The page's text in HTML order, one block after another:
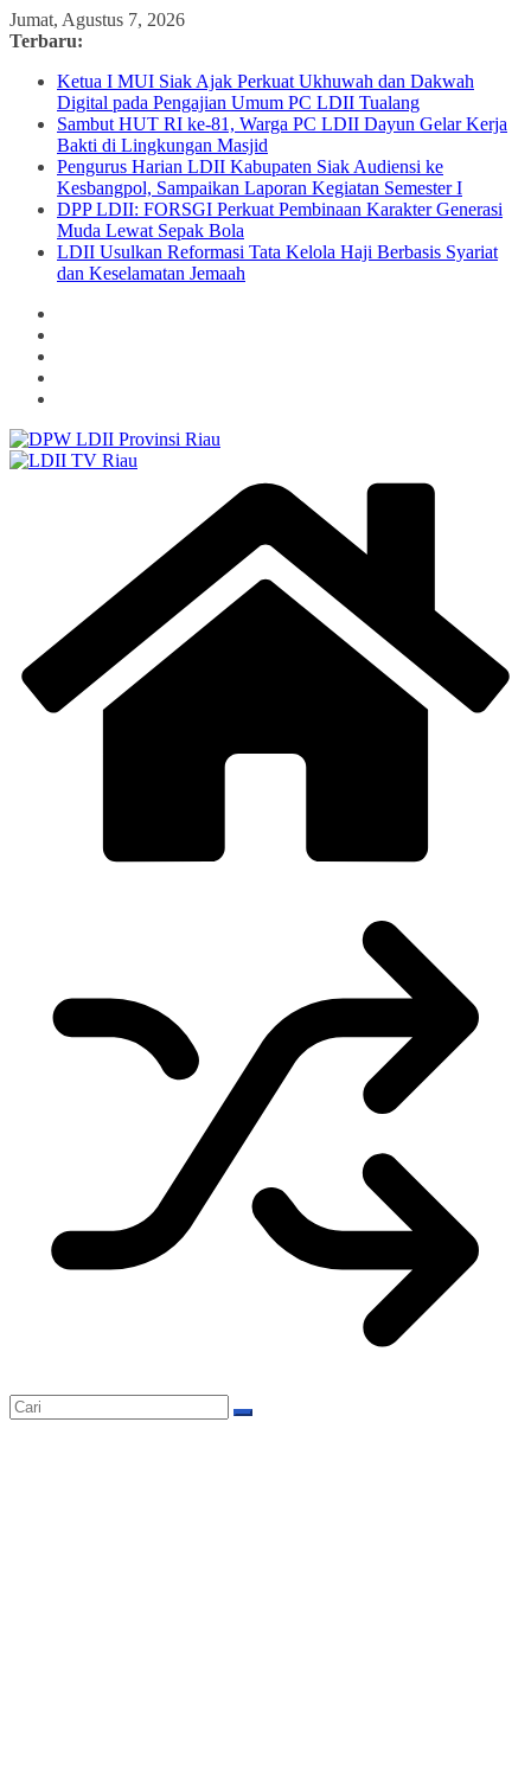
Skip
to
Jumat, Agustus 7, 2026
Terbaru:
Ketua I MUI Siak Ajak Perkuat Ukhuwah dan Dakwah
Digital pada Pengajian Umum PC LDII Tualang
Sambut HUT RI ke-81, Warga PC LDII Dayun Gelar Kerja
Bakti di Lingkungan Masjid
Pengurus Harian LDII Kabupaten Siak Audiensi ke
Kesbangpol, Sampaikan Laporan Kegiatan Semester I
DPP LDII: FORSGI Perkuat Pembinaan Karakter Generasi
Muda Lewat Sepak Bola
LDII Usulkan Reformasi Tata Kelola Haji Berbasis Syariat
dan Keselamatan Jemaah